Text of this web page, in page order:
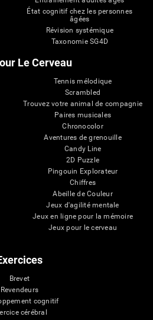
État cognitif chez les personnes
âgées
Révision systémique
Taxonomie SG4D
Le Cerveau
Tennis mélodique
Scrambled
Trouvez votre animal de compagnie
Paires musicales
Chronocolor
Aventures de grenouille
Candy Line
2D Puzzle
Pingouin Explorateur
Chiffres
Abeille de Couleur
Jeux d'agilité mentale
Jeux en ligne pour la mémoire
Jeux pour le cerveau
Brevet
Revendeurs
cognitif
cérébral